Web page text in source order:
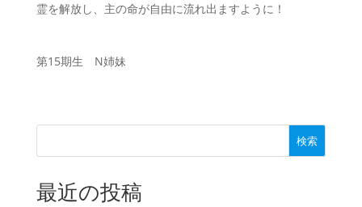
霊を解放し、主の命が自由に流れ出ますように！
第15期生 N姉妹
検索
最近の投稿